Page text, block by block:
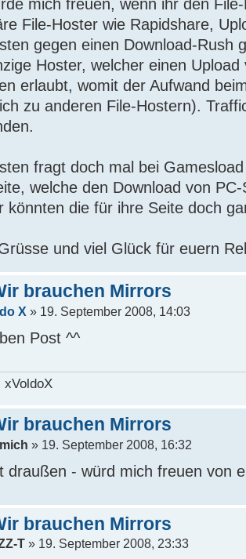
mich freuen, wenn ihr den
File-Hoster wie Rapidshare,
gegen einen Download-Rush
Hoster, welcher einen
erlaubt, womit der Aufwand
zu anderen File-Hostern).
fragt doch mal bei
welche den Download von
könnten die für ihre Seite doch
und viel Glück für euern
brauchen Mirrors
X » 19. September 2008, 14:03
Post ^^
xVoldoX
brauchen Mirrors
» 19. September 2008, 16:32
draußen - würd mich freuen von
brauchen Mirrors
T » 19. September 2008, 23:33